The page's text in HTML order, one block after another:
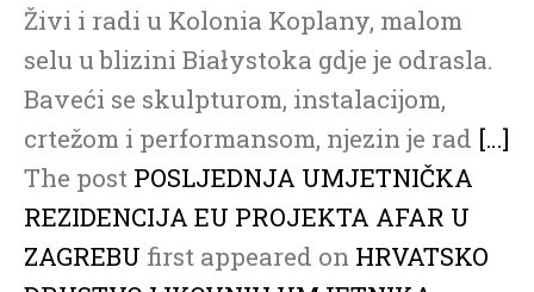
Živi i radi u Kolonia Koplany, malom
selu u blizini Białystoka gdje je odrasla.
Baveći se skulpturom, instalacijom,
crtežom i performansom, njezin je rad […]
The post POSLJEDNJA UMJETNIČKA
REZIDENCIJA EU PROJEKTA AFAR U
ZAGREBU first appeared on HRVATSKO